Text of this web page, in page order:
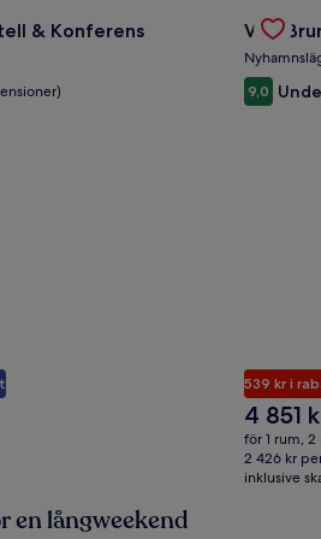
& Konferens
Gallery
Villa
9,0
539 kr i
Priset
är
4 851 kr
4 851
för 1 rum,
2 426 kr
inklusive
en långweekend